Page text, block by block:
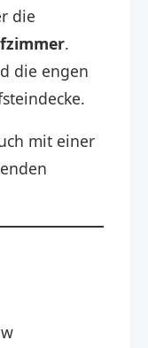
die
.
die engen
mit einer